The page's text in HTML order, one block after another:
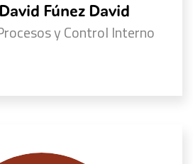
Fúnez David
y Control Interno